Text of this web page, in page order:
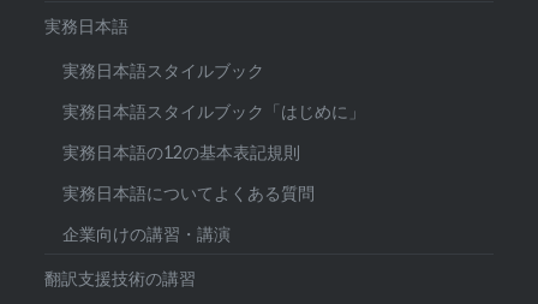
実務日本語
実務日本語スタイルブック
実務日本語スタイルブック「はじめに」
実務日本語の12の基本表記規則
実務日本語についてよくある質問
企業向けの講習・講演
翻訳支援技術の講習